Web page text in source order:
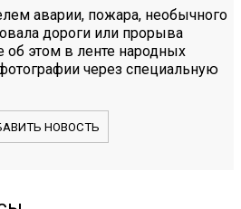
аварии, пожара, необычного
дороги или прорыва
об этом в ленте народных
через специальную
НОВОСТЬ